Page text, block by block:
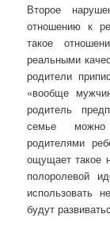
Второе
отношению к
такое
реальными
родители
«вообще
родитель
семье можно
родителями
ощущает такое
полоролевой
использовать
будут